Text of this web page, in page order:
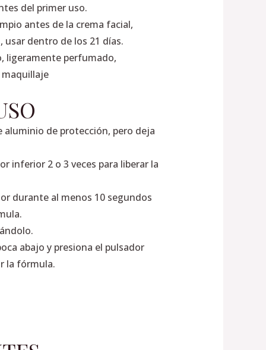
del primer uso.
antes de la crema facial,
usar dentro de los 21 días.
ligeramente perfumado,
maquillaje
aluminio de protección, pero deja
inferior 2 o 3 veces para liberar la
durante al menos 10 segundos
abajo y presiona el pulsador
la fórmula.